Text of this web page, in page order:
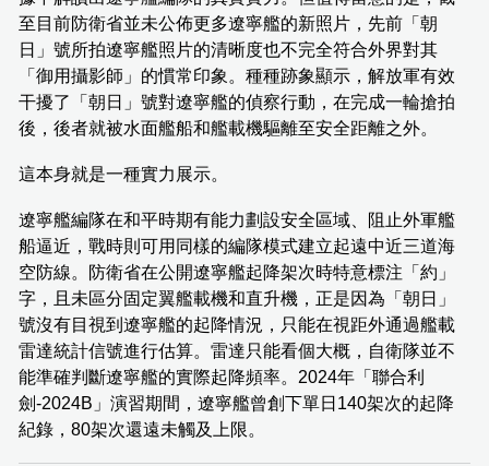
至目前防衛省並未公佈更多遼寧艦的新照片，先前「朝
日」號所拍遼寧艦照片的清晰度也不完全符合外界對其
「御用攝影師」的慣常印象。種種跡象顯示，解放軍有效
干擾了「朝日」號對遼寧艦的偵察行動，在完成一輪搶拍
後，後者就被水面艦船和艦載機驅離至安全距離之外。
這本身就是一種實力展示。
遼寧艦編隊在和平時期有能力劃設安全區域、阻止外軍艦
船逼近，戰時則可用同樣的編隊模式建立起遠中近三道海
空防線。防衛省在公開遼寧艦起降架次時特意標注「約」
字，且未區分固定翼艦載機和直升機，正是因為「朝日」
號沒有目視到遼寧艦的起降情況，只能在視距外通過艦載
雷達統計信號進行估算。雷達只能看個大概，自衛隊並不
能準確判斷遼寧艦的實際起降頻率。2024年「聯合利
劍-2024B」演習期間，遼寧艦曾創下單日140架次的起降
紀錄，80架次還遠未觸及上限。